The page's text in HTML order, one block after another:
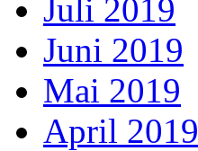
Juli 2019
Juni 2019
Mai 2019
April 2019